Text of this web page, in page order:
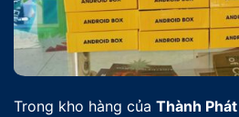
Trong kho hàng của Thành